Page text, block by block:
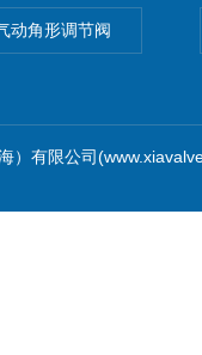
动角形调节阀
）有限公司